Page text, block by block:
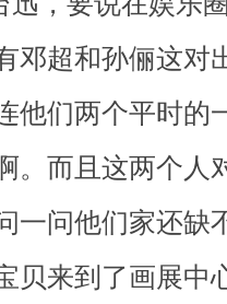
邓超和孙俪这对
他们两个平时的
。而且这两个人
一问他们家还缺
贝来到了画展中